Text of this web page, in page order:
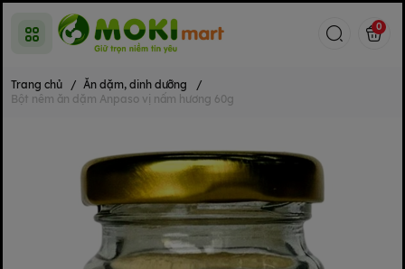
0
Trang chủ / Ăn dặm, dinh dưỡng
/
Bột nêm ăn dặm Anpaso vị nấm hương 60g